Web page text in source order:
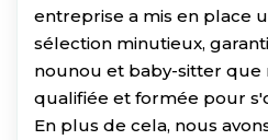
entreprise a mis en place
sélection minutieux,
nounou et baby-sitter que
qualifiée et formée pour
En plus de cela, nous